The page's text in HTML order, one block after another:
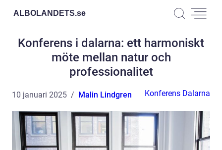
ALBOLANDETS.se
Konferens i dalarna: ett harmoniskt
möte mellan natur och
professionalitet
10 januari 2025 Malin Lindgren Konferens Dalarna